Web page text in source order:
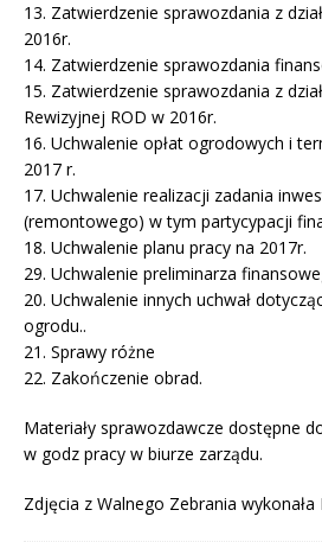
13. Zatwierdzenie sprawozdania z
2016r.
14. Zatwierdzenie sprawozdania
15. Zatwierdzenie sprawozdania z
Rewizyjnej ROD w 2016r.
16. Uchwalenie opłat ogrodowych i
2017 r.
17. Uchwalenie realizacji zadania
(remontowego) w tym partycypacji
18. Uchwalenie planu pracy na 2017r.
29. Uchwalenie preliminarza
20. Uchwalenie innych uchwał
ogrodu..
21. Sprawy różne
22. Zakończenie obrad.
Materiały sprawozdawcze dostępne
w godz pracy w biurze zarządu.
Zdjęcia z Walnego Zebrania wykonała